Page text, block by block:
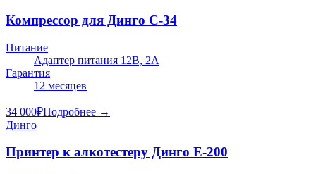
Компрессор для Динго С-34
Питание
Адаптер питания 12В, 2А
Гарантия
12 месяцев
34 000₽Подробнее →
Динго
Принтер к алкотестеру Динго Е-200